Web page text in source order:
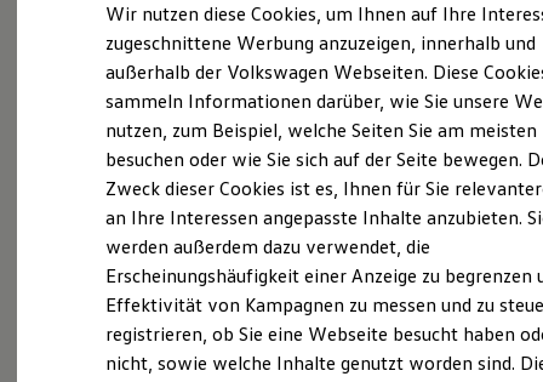
Elektroautos
ID. Tutorials
Elektrofahrzeugkonzepte
Reichweite
Reichweite der ID. Modelle
Reichweite im Winter
Laden
Laden unterwegs
Laden Zuhause
Ladezeitensimulator
Batterie
Sicherheit
Garantie und Lebensdauer
Nachhaltigkeit
(Impressum & Rechtliches)
Ganz selbstverständlich.Das
Gebrauchtwagen-
Leistungsversprechen.
Wir nutzen diese Cookies, um Ihnen auf Ihre
zugeschnittene Werbung anzuzeigen, innerhalb und
außerhalb der Volkswagen Webseiten. Diese
sammeln Informationen darüber, wie Sie unsere
nutzen, zum Beispiel, welche Seiten Sie am meisten
besuchen oder wie Sie sich auf der Seite bewegen.
Zweck dieser Cookies ist es, Ihnen für Sie
an Ihre Interessen angepasste Inhalte anzubieten.
werden außerdem dazu verwendet, die
Erscheinungshäufigkeit einer Anzeige zu begrenzen
Effektivität von Kampagnen zu messen und zu
registrieren, ob Sie eine Webseite besucht haben
nicht, sowie welche Inhalte genutzt worden sind.